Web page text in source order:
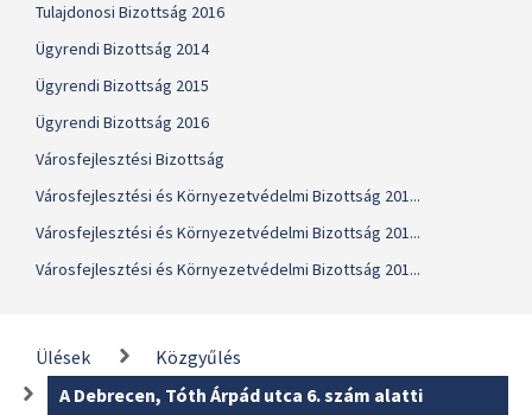
Tulajdonosi Bizottság 2016
Ügyrendi Bizottság 2014
Ügyrendi Bizottság 2015
Ügyrendi Bizottság 2016
Városfejlesztési Bizottság
Városfejlesztési és Környezetvédelmi Bizottság 201...
Városfejlesztési és Környezetvédelmi Bizottság 201...
Városfejlesztési és Környezetvédelmi Bizottság 201...
Ülések
Közgyűlés
A Debrecen, Tóth Árpád utca 6. szám alatti